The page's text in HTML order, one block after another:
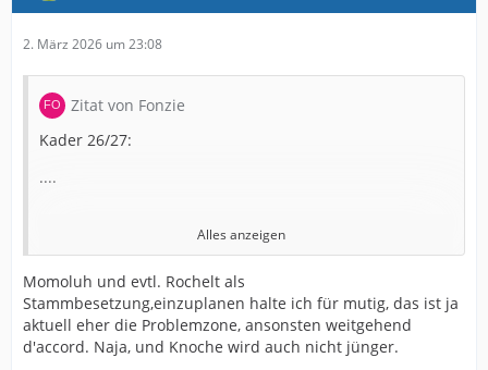
2. März 2026 um 23:08
Zitat von Fonzie
Kader 26/27:
....
RA/LA: Momuluh, NEU (evtl. Rochelt) ; Backup:
Grodowski, Boakye, NEU ; Abgänge: Young, Bazee,
Schroers
Alles anzeigen
Momoluh und evtl. Rochelt als
Stammbesetzung,einzuplanen halte ich für mutig, das ist ja
aktuell eher die Problemzone, ansonsten weitgehend
d'accord. Naja, und Knoche wird auch nicht jünger.